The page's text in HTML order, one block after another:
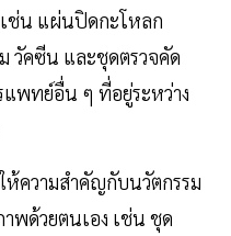
ช่น แผ่นปิดกะโหลก
วัคซีน และชุดตรวจคัด
แพทย์อื่น ๆ ที่อยู่ระหว่าง
ความสำคัญกับนวัตกรรม
พด้วยตนเอง เช่น ชุด